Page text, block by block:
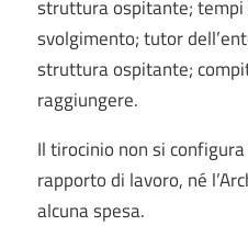
struttura ospitante; tempi
svolgimento; tutor
struttura ospitante;
raggiungere.
Il tirocinio non si
rapporto di lavoro, né
alcuna spesa.